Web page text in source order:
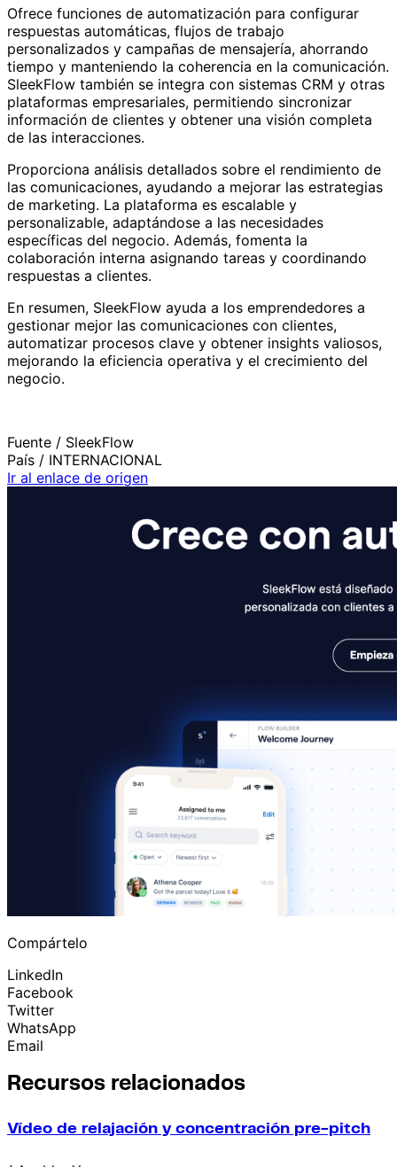
Ofrece funciones de automatización para configurar
respuestas automáticas, flujos de trabajo
personalizados y campañas de mensajería, ahorrando
tiempo y manteniendo la coherencia en la comunicación.
SleekFlow también se integra con sistemas CRM y otras
plataformas empresariales, permitiendo sincronizar
información de clientes y obtener una visión completa
de las interacciones.
Proporciona análisis detallados sobre el rendimiento de
las comunicaciones, ayudando a mejorar las estrategias
de marketing. La plataforma es escalable y
personalizable, adaptándose a las necesidades
específicas del negocio. Además, fomenta la
colaboración interna asignando tareas y coordinando
respuestas a clientes.
En resumen, SleekFlow ayuda a los emprendedores a
gestionar mejor las comunicaciones con clientes,
automatizar procesos clave y obtener insights valiosos,
mejorando la eficiencia operativa y el crecimiento del
negocio.
Fuente / SleekFlow
País / INTERNACIONAL
Ir al enlace de origen
Compártelo
LinkedIn
Facebook
Twitter
WhatsApp
Email
Recursos relacionados
Vídeo de relajación y concentración pre-pitch